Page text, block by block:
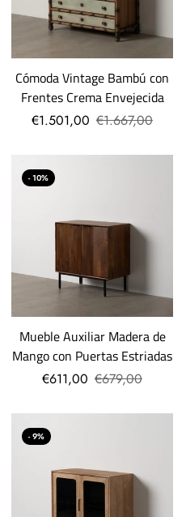
Cómoda Vintage Bambú con
Frentes Crema Envejecida
€1.501,00 €1.667,00
- 10%
Mueble Auxiliar Madera de
Mango con Puertas Estriadas
€611,00 €679,00
- 9%